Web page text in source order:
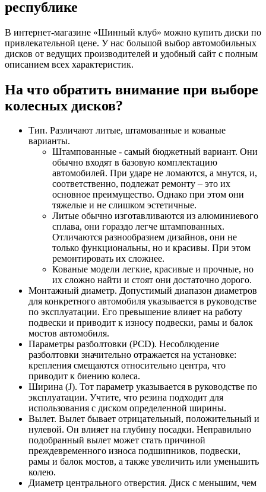
республике
В интернет-магазине «Шинный клуб» можно купить диски по
привлекательной цене. У нас большой выбор автомобильных
дисков от ведущих производителей и удобный сайт с полным
описанием всех характеристик.
На что обратить внимание при выборе
колесных дисков?
Тип. Различают литые, штамованные и кованые
варианты.
Штампованные - самый бюджетный вариант. Они
обычно входят в базовую комплектацию
автомобилей. При ударе не ломаются, а мнутся, и,
соответственно, подлежат ремонту – это их
основное преимущество. Однако при этом они
тяжелые и не слишком эстетичные.
Литые обычно изготавливаются из алюминиевого
сплава, они гораздо легче штампованных.
Отличаются разнообразием дизайнов, они не
только функциональны, но и красивы. При этом
ремонтировать их сложнее.
Кованые модели легкие, красивые и прочные, но
их сложно найти и стоят они достаточно дорого.
Монтажный диаметр. Допустимый диапазон диаметров
для конкретного автомобиля указывается в руководстве
по эксплуатации. Его превышение влияет на работу
подвески и приводит к износу подвески, рамы и балок
мостов автомобиля.
Параметры разболтовки (PCD). Несоблюдение
разболтовки значительно отражается на установке:
крепления смещаются относительно центра, что
приводит к биению колеса.
Ширина (J). Тот параметр указывается в руководстве по
эксплуатации. Учтите, что резина подходит для
использования с диском определенной ширины.
Вылет. Вылет бывает отрицательный, положительный и
нулевой. Он влияет на глубину посадки. Неправильно
подобранный вылет может стать причиной
преждевременного износа подшипников, подвески,
рамы и балок мостов, а также увеличить или уменьшить
колею.
Диаметр центрального отверстия. Диск с меньшим, чем